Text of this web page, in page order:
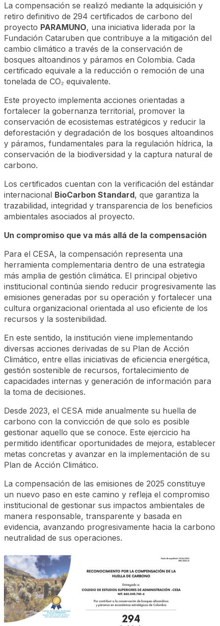
La compensación se realizó mediante la adquisición y
retiro definitivo de 294 certificados de carbono del
proyecto PARAMUNO, una iniciativa liderada por la
Fundación Cataruben que contribuye a la mitigación del
cambio climático a través de la conservación de
bosques altoandinos y páramos en Colombia. Cada
certificado equivale a la reducción o remoción de una
tonelada de CO₂ equivalente.
Este proyecto implementa acciones orientadas a
fortalecer la gobernanza territorial, promover la
conservación de ecosistemas estratégicos y reducir la
deforestación y degradación de los bosques altoandinos
y páramos, fundamentales para la regulación hídrica, la
conservación de la biodiversidad y la captura natural de
carbono.
Los certificados cuentan con la verificación del estándar
internacional BioCarbon Standard, que garantiza la
trazabilidad, integridad y transparencia de los beneficios
ambientales asociados al proyecto.
Un compromiso que va más allá de la compensación
Para el CESA, la compensación representa una
herramienta complementaria dentro de una estrategia
más amplia de gestión climática. El principal objetivo
institucional continúa siendo reducir progresivamente las
emisiones generadas por su operación y fortalecer una
cultura organizacional orientada al uso eficiente de los
recursos y la sostenibilidad.
En este sentido, la institución viene implementando
diversas acciones derivadas de su Plan de Acción
Climático, entre ellas iniciativas de eficiencia energética,
gestión sostenible de recursos, fortalecimiento de
capacidades internas y generación de información para
la toma de decisiones.
Desde 2023, el CESA mide anualmente su huella de
carbono con la convicción de que solo es posible
gestionar aquello que se conoce. Este ejercicio ha
permitido identificar oportunidades de mejora, establecer
metas concretas y avanzar en la implementación de su
Plan de Acción Climático.
La compensación de las emisiones de 2025 constituye
un nuevo paso en este camino y refleja el compromiso
institucional de gestionar sus impactos ambientales de
manera responsable, transparente y basada en
evidencia, avanzando progresivamente hacia la carbono
neutralidad de sus operaciones.